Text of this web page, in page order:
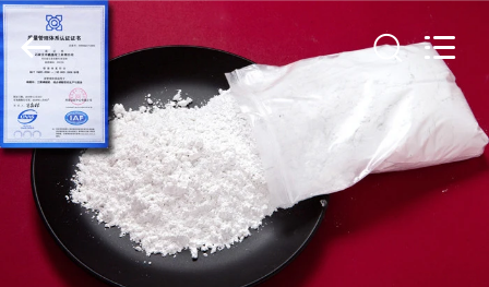
À
LA
MAISON
PRODUITS
chemical
All
Rights
Reserved.
Developed
ECER